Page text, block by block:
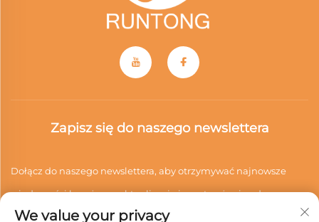
Zapisz się do naszego newslettera
Dołącz do naszego newslettera, aby otrzymywać najnowsze
wiadomości branżowe, aktualizacje i spostrzeżenia od naszego
zespołu.
We value your privacy